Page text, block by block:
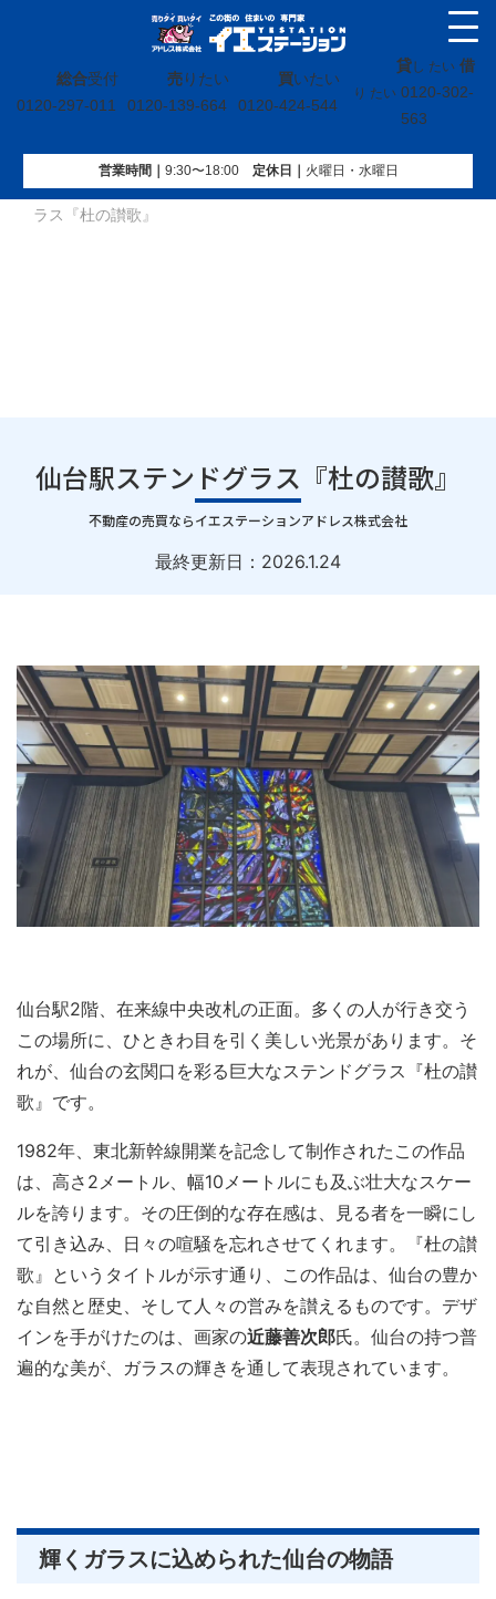
総合受付
0120-297-011
売りたい
0120-139-664
買いたい
0120-424-544
貸し たい 借
り たい 0120-302-
563
営業時間｜ 9:30〜18:00定休⽇｜ 火曜⽇・水曜⽇
イエステーション»地域ブログ»宮城県»仙台駅ステンドグ
ラス『杜の讃歌』
仙台駅ステンドグラス『杜の讃歌』
｜
不動産の売買ならイエステーションアドレス株式会社
最終更新日： 2026.1.24
仙台駅2階、在来線中央改札の正面。多くの人が行き交う
この場所に、ひときわ目を引く美しい光景があります。そ
れが、仙台の玄関口を彩る巨大なステンドグラス『杜の讃
歌』です。
1982年、東北新幹線開業を記念して制作されたこの作品
は、高さ2メートル、幅10メートルにも及ぶ壮大なスケー
ルを誇ります。その圧倒的な存在感は、見る者を一瞬にし
て引き込み、日々の喧騒を忘れさせてくれます。『杜の讃
歌』というタイトルが示す通り、この作品は、仙台の豊か
な自然と歴史、そして人々の営みを讃えるものです。デザ
インを手がけたのは、画家の近藤善次郎氏。仙台の持つ普
遍的な美が、ガラスの輝きを通して表現されています。
輝くガラスに込められた仙台の物語